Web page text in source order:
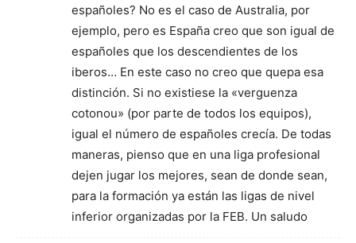
españoles? No es el caso de Australia, por
ejemplo, pero es España creo que son igual de
españoles que los descendientes de los
iberos… En este caso no creo que quepa esa
distinción. Si no existiese la «verguenza
cotonou» (por parte de todos los equipos),
igual el número de españoles crecía. De todas
maneras, pienso que en una liga profesional
dejen jugar los mejores, sean de donde sean,
para la formación ya están las ligas de nivel
inferior organizadas por la FEB. Un saludo